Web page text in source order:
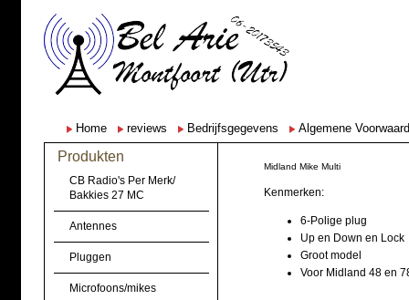
Home reviews Bedrijfsgegevens Algemene
Produkten
CB Radio's Per Merk/
Bakkies 27 MC
Antennes
Pluggen
Microfoons/mikes
Midland Mike Multi
Kenmerken:
6-Polige plug
Up en Down en Lock
Groot model
Voor Midland 48 en